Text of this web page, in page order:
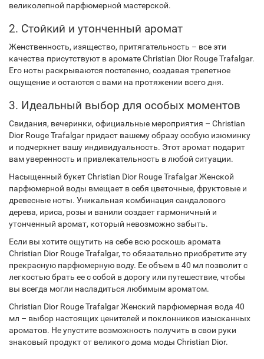
великолепной парфюмерной мастерской.
2. Стойкий и утонченный аромат
Женственность, изящество, притягательность – все эти
качества присутствуют в аромате Christian Dior Rouge Trafalgar.
Его ноты раскрываются постепенно, создавая трепетное
ощущение и остаются с вами на протяжении всего дня.
3. Идеальный выбор для особых моментов
Свидания, вечеринки, официальные мероприятия – Christian
Dior Rouge Trafalgar придаст вашему образу особую изюминку
и подчеркнет вашу индивидуальность. Этот аромат подарит
вам уверенность и привлекательность в любой ситуации.
Насыщенный букет Christian Dior Rouge Trafalgar Женской
парфюмерной воды вмещает в себя цветочные, фруктовые и
древесные ноты. Уникальная комбинация сандалового
дерева, ириса, розы и ванили создает гармоничный и
утонченный аромат, который невозможно забыть.
Если вы хотите ощутить на себе всю роскошь аромата
Christian Dior Rouge Trafalgar, то обязательно приобретите эту
прекрасную парфюмерную воду. Ее объем в 40 мл позволит с
легкостью брать ее с собой в дорогу или путешествие, чтобы
вы всегда могли насладиться любимым ароматом.
Christian Dior Rouge Trafalgar Женский парфюмерная вода 40
мл – выбор настоящих ценителей и поклонников изысканных
ароматов. Не упустите возможность получить в свои руки
знаковый продукт от великого дома моды Christian Dior.